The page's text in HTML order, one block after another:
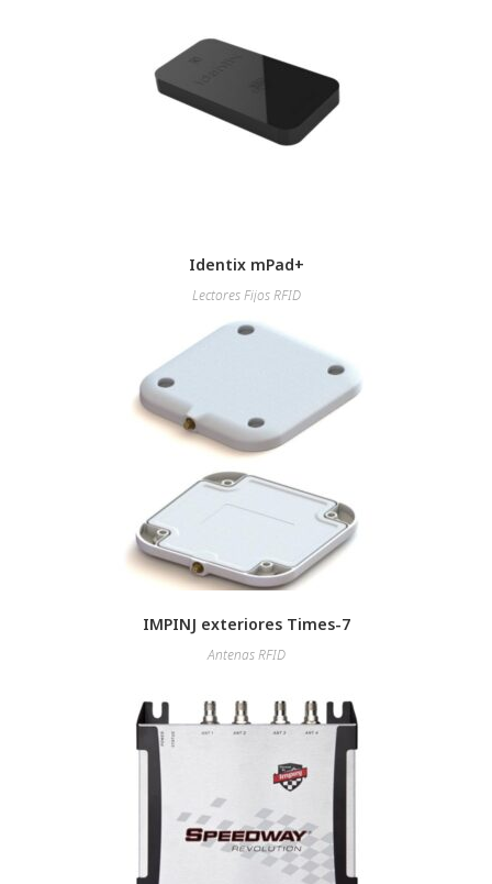
Identix mPad+
Lectores Fijos RFID
IMPINJ exteriores Times-7
Antenas RFID